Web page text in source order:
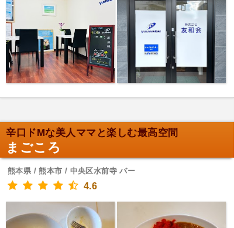
辛口ドMな美人ママと楽しむ最高空間
まごころ
熊本県 / 熊本市 / 中央区水前寺 バー
4.6